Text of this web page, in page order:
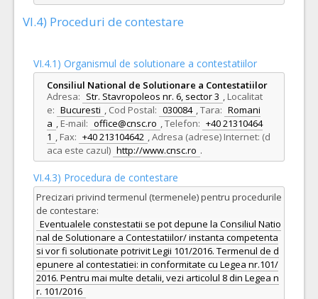
VI.4) Proceduri de contestare
VI.4.1) Organismul de solutionare a contestatiilor
Consiliul National de Solutionare a Contestatiilor
Adresa: Str. Stavropoleos nr. 6, sector 3 , Localitat
e: Bucuresti , Cod Postal: 030084 ,Tara: Romani
a , E-mail: office@cnsc.ro ,Telefon: +40 21310464
1 , Fax: +40 213104642 ,Adresa (adrese) Internet: (d
aca este cazul) http://www.cnsc.ro .
VI.4.3) Procedura de contestare
Precizari privind termenul (termenele) pentru procedurile
de contestare:
Eventualele constestatii se pot depune la Consiliul Natio
nal de Solutionare a Contestatiilor/ instanta competenta
si vor fi solutionate potrivit Legii 101/2016. Termenul de d
epunere al contestatiei: in conformitate cu Legea nr.101/
2016. Pentru mai multe detalii, vezi articolul 8 din Legea n
r. 101/2016